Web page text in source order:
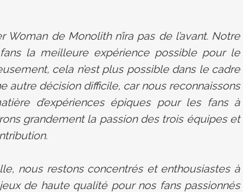
de Monolith n’ira pas de l’avant. Notre
la meilleure expérience possible pour le
cela n’est plus possible dans le cadre
autre décision difficile, car nous reconnaissons
d’expériences épiques pour les fans à
grandement la passion des trois équipes et
nous restons concentrés et enthousiastes à
de haute qualité pour nos fans passionnés